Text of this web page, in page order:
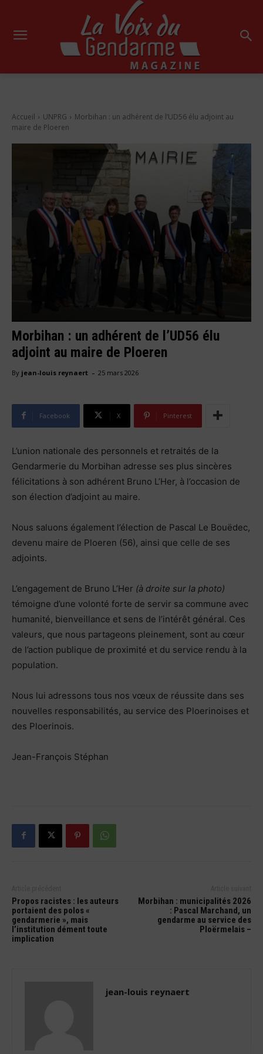
Accueil UNPRG
Morbihan : un adhérent de l’UD56 élu adjoint au
maire de Ploeren
Morbihan : un adhérent de l’UD56 élu
adjoint au maire de Ploeren
By jean-louis reynaert - 25 mars 2026
Facebook X Pinterest
L’union nationale des personnels et retraités de la
Gendarmerie du Morbihan adresse ses plus sincères
félicitations à son adhérent Bruno L’Her, à l’occasion de
son élection d’adjoint au maire.
Nous saluons également l’élection de Pascal Le Bouëdec,
devenu maire de Ploeren (56), ainsi que celle de ses
adjoints.
L’engagement de Bruno L’Her (à droite sur la photo)
témoigne d’une volonté forte de servir sa commune avec
humanité, bienveillance et sens de l’intérêt général. Ces
valeurs, que nous partageons pleinement, sont au cœur
de l’action publique de proximité et du service rendu à la
population.
Nous lui adressons tous nos vœux de réussite dans ses
nouvelles responsabilités, au service des Ploerinoises et
des Ploerinois.
Jean-François Stéphan
Propos racistes : les auteurs
portaient des polos «
gendarmerie », mais
l’institution dément toute
implication
Morbihan : municipalités 2026
: Pascal Marchand, un
gendarme au service des
Ploërmelais –
jean-louis reynaert